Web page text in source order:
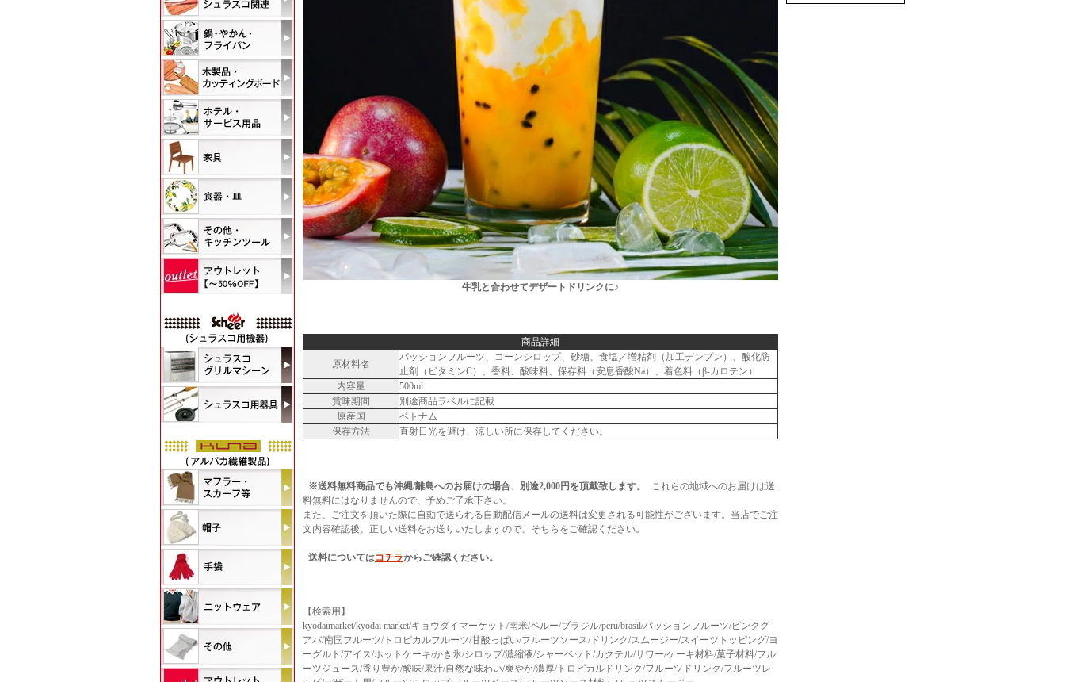
牛乳と合わせてデザートドリンクに♪
商品詳細
原材料名
パッションフルーツ、コーンシロップ、砂糖、食塩／増粘剤（加工デンプン）、酸化防
止剤（ビタミンC）、香料、酸味料、保存料（安息香酸Na）、着色料（β-カロテン）
内容量
500ml
賞味期間
別途商品ラベルに記載
原産国
ベトナム
保存方法
直射日光を避け、涼しい所に保存してください。
※送料無料商品でも沖縄/離島へのお届けの場合、別途2,000円を頂戴致します。
これらの地域へのお届けは送
料無料にはなりませんので、予めご了承下さい。
また、ご注文を頂いた際に自動で送られる自動配信メールの送料は変更される可能性がございます。当店でご注
文内容確認後、正しい送料をお送りいたしますので、そちらをご確認ください。
送料についてはコチラからご確認ください。
【検索用】
kyodaimarket/kyodai market/キョウダイマーケット/南米/ペルー/ブラジル/peru/brasil/パッションフルーツ/ピンクグ
アバ/南国フルーツ/トロピカルフルーツ/甘酸っぱい/フルーツソース/ドリンク/スムージー/スイーツトッピング/ヨ
ーグルト/アイス/ホットケーキ/かき氷/シロップ/濃縮液/シャーベット/カクテル/サワー/ケーキ材料/菓子材料/フル
ーツジュース/香り豊か/酸味/果汁/自然な味わい/爽やか/濃厚/トロピカルドリンク/フルーツドリンク/フルーツレ